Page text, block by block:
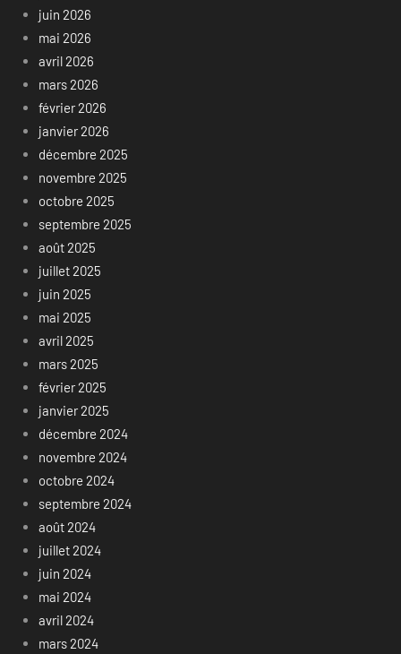
juin 2026
mai 2026
avril 2026
mars 2026
février 2026
janvier 2026
décembre 2025
novembre 2025
octobre 2025
septembre 2025
août 2025
juillet 2025
juin 2025
mai 2025
avril 2025
mars 2025
février 2025
janvier 2025
décembre 2024
novembre 2024
octobre 2024
septembre 2024
août 2024
juillet 2024
juin 2024
mai 2024
avril 2024
mars 2024